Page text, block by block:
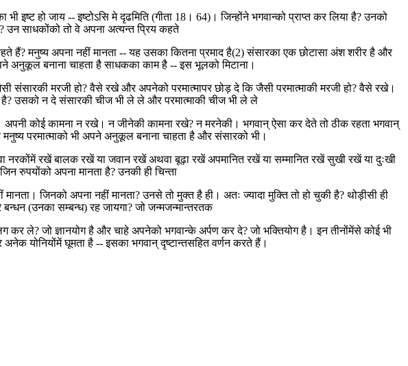
इष्ट हो जाय -- इष्टोऽसि मे दृढमिति (गीता 18। 64)। जिन्होंने भगवान्को प्राप्त कर लिया है? उनको
उन साधकोंको तो वे अपना अत्यन्त प्रिय कहते
हैं? मनुष्य अपना नहीं मानता -- यह उसका कितना प्रमाद है(2) संसारका एक छोटासा अंश शरीर है और
अनुकूल बनाना चाहता है साधकका काम है -- इस भूलको मिटाना।
मरजी हो? वैसे रखे और अपनेको परमात्मापर छोड़ दे कि जैसी परमात्माकी मरजी हो? वैसे रखे।
है? उसको न दे संसारकी चीज भी ले ले और परमात्माकी चीज भी ले ले
अपनी कोई कामना न रखे। न जीनेकी कामना रखे? न मरनेकी। भगवान् ऐसा कर देते तो ठीक रहता भगवान्
परमात्माको भी अपने अनुकूल बनाना चाहता है और संसारको भी।
रखें बालक रखें या जवान रखें अथवा बूढ़ा रखें अपमानित रखें या सम्मानित रखें सुखी रखें या दुःखी
रुपयोंको अपना मानता है? उनकी ही चिन्ता
जिनको अपना नहीं मानता? उनसे तो मुक्त है ही। अतः ज्यादा मुक्ति तो हो चुकी है? थोड़ीसी ही
बन्धन (उनका सम्बन्ध) रह जायगा? जो जन्मजन्मान्तरतक
ले? जो ज्ञानयोग है और चाहे अपनेको भगवान्के अर्पण कर दे? जो भक्तियोग है। इन तीनोंमेंसे कोई भी
योनियोंमें घूमता है -- इसका भगवान् दृष्टान्तसहित वर्णन करते हैं।